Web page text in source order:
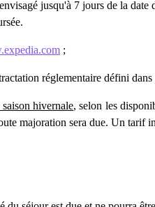
jusqu'à 7 jours de la
;
réglementaire défini
hivernale, selon les
majoration sera due. Un tarif